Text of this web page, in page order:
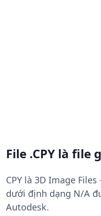
File .CPY là file
CPY là 3D Image
dưới định dạng N/A
Autodesk.